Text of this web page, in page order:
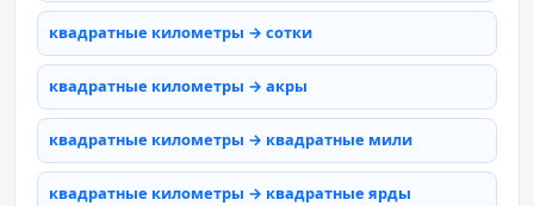
квадратные километры → сотки
квадратные километры → акры
квадратные километры → квадратные мили
квадратные километры → квадратные ярды